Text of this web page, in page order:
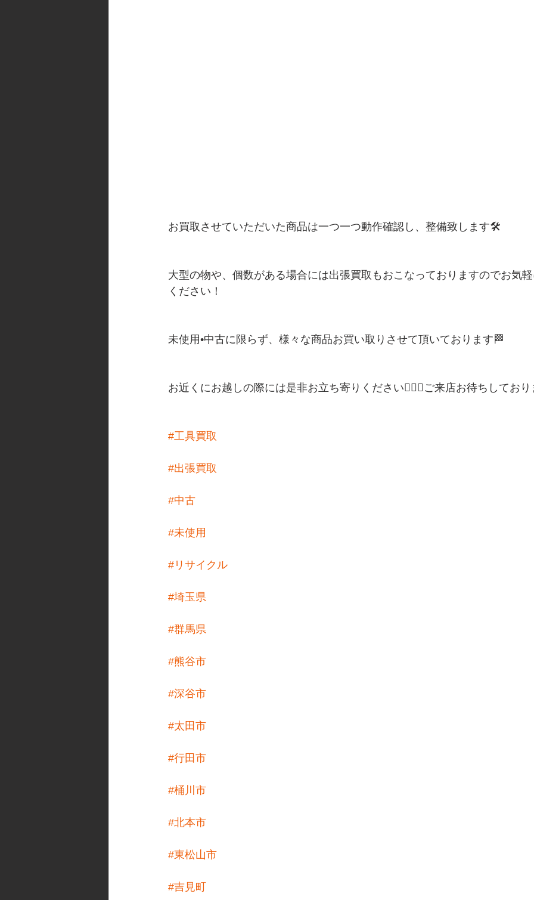
お買取させていただいた商品は一つ一つ動作確認し、整備致します🛠
大型の物や、個数がある場合には出張買取もおこなっておりますのでお気
ください！
未使用•中古に限らず、様々な商品お買い取りさせて頂いております🏁
お近くにお越しの際には是非お立ち寄りください💁🏻‍♀️ご来店お待ちしてお
#工具買取
#出張買取
#中古
#未使用
#リサイクル
#埼玉県
#群馬県
#熊谷市
#深谷市
#太田市
#行田市
#桶川市
#北本市
#東松山市
#吉見町